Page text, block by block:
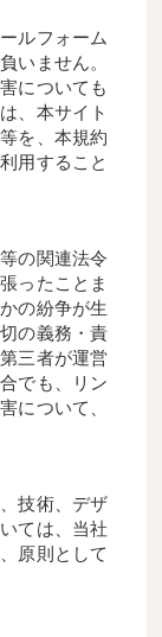
ルフォーム
いません。
についても
、本サイト
を、本規約
用すること
の関連法令
ったことま
の紛争が生
の義務・責
三者が運営
でも、リン
について、
技術、デザ
ては、当社
原則として